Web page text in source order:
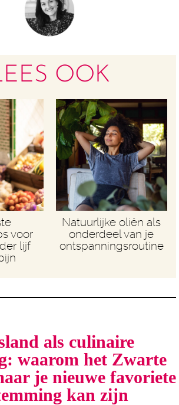
OOK
voor
lijf
Natuurlijke oliën als
onderdeel van je
ontspanningsroutine
als culinaire
waarom het Zwarte
je nieuwe favoriete
kan zijn